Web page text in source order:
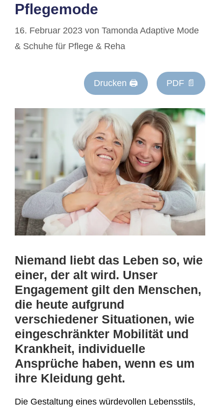
Pflegemode
16. Februar 2023 von Tamonda Adaptive Mode
& Schuhe für Pflege & Reha
Drucken 🖨 PDF 📄
Niemand liebt das Leben so, wie
einer, der alt wird. Unser
Engagement gilt den Menschen,
die heute aufgrund
verschiedener Situationen, wie
eingeschränkter Mobilität und
Krankheit, individuelle
Ansprüche haben, wenn es um
ihre Kleidung geht.
Die Gestaltung eines würdevollen Lebensstils,